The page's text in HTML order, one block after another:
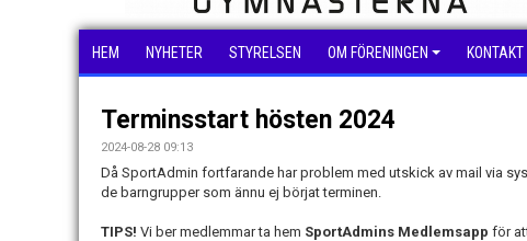
HEM NYHETER STYRELSEN OM FÖRENINGEN KONTAKT
Terminsstart hösten 2024
2024-08-28 09:13
Då SportAdmin fortfarande har problem med utskick av mail via
de barngrupper som ännu ej börjat terminen.
TIPS! Vi ber medlemmar ta hem SportAdmins Medlemsapp för